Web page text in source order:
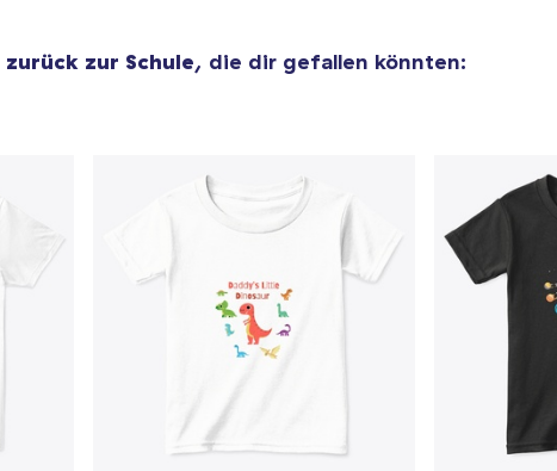
zurück zur Schule, die dir gefallen könnten:
Tru Transfer Printed Classic Tee
24,99 $
Classic Long Sleeve Tee
30,99 $
Eco Unisex Tee
Next Level 3600 | Premium Ring-Spun Cotton T-Shirt